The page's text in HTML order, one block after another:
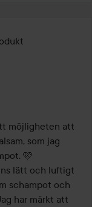
möjligheten att
som jag
🩷
lätt och luftigt
schampot och
har märkt att